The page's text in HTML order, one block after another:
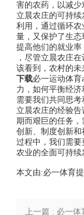
害的农药，以减少
立晨农庄的可持
利用，通过循环
量，又保护了生态
提高他们的就业率
，尽管立晨农庄
该看到，农村的未
下载必一运动体
力，如何平衡经
需要我们共同思考
立晨农庄的经验
期而艰巨的任务
创新、制度创新
过程中，我们需
农业的全面可持续
本文由:必一体育
上一篇 : 必一体